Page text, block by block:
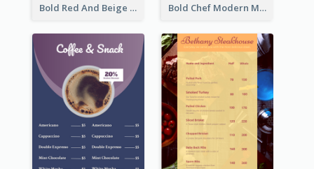
Bold Red And Beige Turkey Diner Menu Design Bold Chef Modern Menu Design Templates